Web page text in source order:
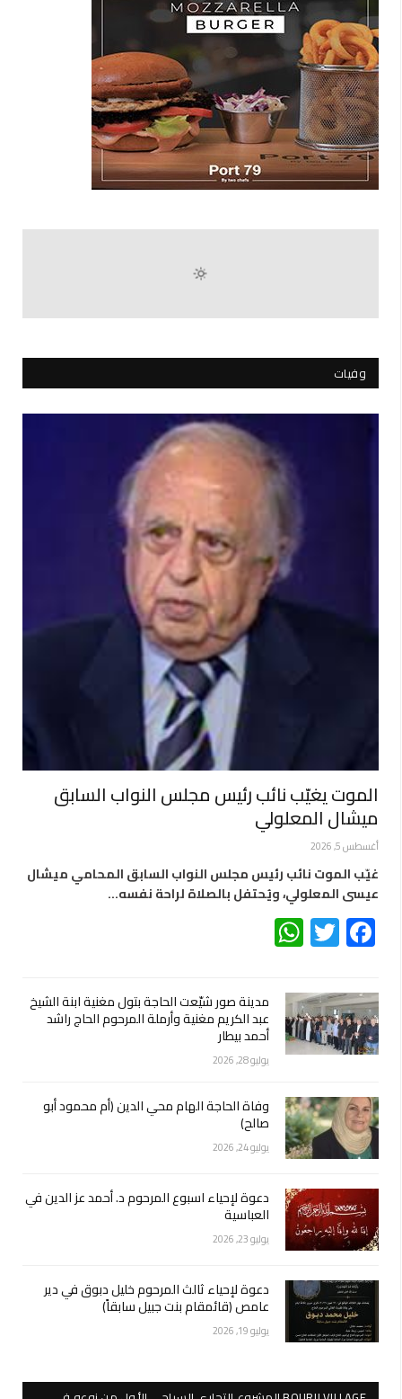
وفيات
الموت يغيّب نائب رئيس مجلس النواب السابق
ميشال المعلولي
أغسطس 5, 2026
غيّب الموت نائب رئيس مجلس النواب السابق المحامي ميشال
عيسى المعلولي، ويُحتفل بالصلاة لراحة نفسه…
Facebook
Twitter
مدينة صور شيّعت الحاجة بتول مغنية ابنة الشيخ
عبد الكريم مغنية وأرملة المرحوم الحاج راشد
أحمد بيطار
يوليو 28, 2026
وفاة الحاجة الهام محي الدين (أم محمود أبو
صالح)
يوليو 24, 2026
دعوة لإحياء اسبوع المرحوم د. أحمد عز الدين في
العباسية
يوليو 23, 2026
دعوة لإحياء ثالث المرحوم خليل دبوق في دير
عامص (قائمقام بنت جبيل سابقاً)
يوليو 19, 2026